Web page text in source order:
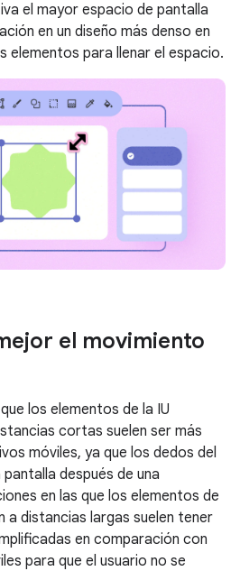
el mayor espacio de pantalla
en un diseño más denso en
elementos para llenar el espacio.
el movimiento
los elementos de la IU
cortas suelen ser más
móviles, ya que los dedos del
después de una
en las que los elementos de
a distancias largas suelen tener
en comparación con
para que el usuario no se